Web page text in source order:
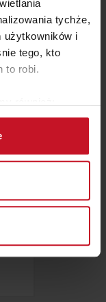
tychże,
użytkowników i
tego, kto
to robi.
lokalizacji
do kilku metrów
aktywnie
palca)
osobiste
preferencje w
chwili.
treści